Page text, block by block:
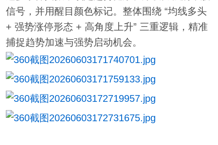
信号，并用醒目颜色标记。整体围绕 “均线多头
+ 强势涨停形态 + 高角度上升” 三重逻辑，精准
捕捉趋势加速与强势启动机会。